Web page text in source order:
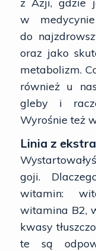
w
do
oraz jako
metabolizm.
również u
gleby i
Wyrośnie też
Linia z
goji.
witamin:
witamina B2,
kwasy
te są